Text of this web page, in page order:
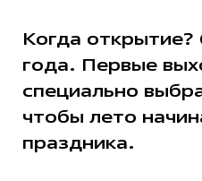
Когда
года. Первые
специально
чтобы лето
праздника.